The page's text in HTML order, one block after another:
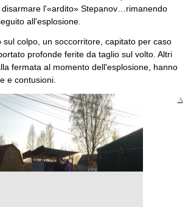
l'«ardito» Stepanov…rimanendo
all'esplosione.
sul colpo, un soccorritore, capitato per caso
profonde ferite da taglio sul volto. Altri
fermata al momento dell'esplosione, hanno
e contusioni.
▲
▼